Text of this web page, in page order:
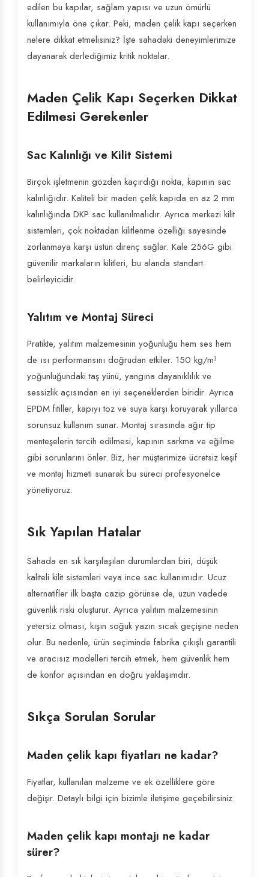
edilen bu kapılar, sağlam yapısı ve uzun ömürlü
kullanımıyla öne çıkar. Peki, maden çelik kapı seçerken
nelere dikkat etmelisiniz? İşte sahadaki deneyimlerimize
dayanarak derlediğimiz kritik noktalar.
Maden Çelik Kapı Seçerken Dikkat
Edilmesi Gerekenler
Sac Kalınlığı ve Kilit Sistemi
Birçok işletmenin gözden kaçırdığı nokta, kapının sac
kalınlığıdır. Kaliteli bir maden çelik kapıda en az 2 mm
kalınlığında DKP sac kullanılmalıdır. Ayrıca merkezi kilit
sistemleri, çok noktadan kilitlenme özelliği sayesinde
zorlanmaya karşı üstün direnç sağlar. Kale 256G gibi
güvenilir markaların kilitleri, bu alanda standart
belirleyicidir.
Yalıtım ve Montaj Süreci
Pratikte, yalıtım malzemesinin yoğunluğu hem ses hem
de ısı performansını doğrudan etkiler. 150 kg/m³
yoğunluğundaki taş yünü, yangına dayanıklılık ve
sessizlik açısından en iyi seçeneklerden biridir. Ayrıca
EPDM fitiller, kapıyı toz ve suya karşı koruyarak yıllarca
sorunsuz kullanım sunar. Montaj sırasında ağır tip
menteşelerin tercih edilmesi, kapının sarkma ve eğilme
gibi sorunlarını önler. Biz, her müşterimize ücretsiz keşif
ve montaj hizmeti sunarak bu süreci profesyonelce
yönetiyoruz.
Sık Yapılan Hatalar
Sahada en sık karşılaşılan durumlardan biri, düşük
kaliteli kilit sistemleri veya ince sac kullanımıdır. Ucuz
alternatifler ilk başta cazip görünse de, uzun vadede
güvenlik riski oluşturur. Ayrıca yalıtım malzemesinin
yetersiz olması, kışın soğuk yazın sıcak geçişine neden
olur. Bu nedenle, ürün seçiminde fabrika çıkışlı garantili
ve aracısız modelleri tercih etmek, hem güvenlik hem
de konfor açısından en doğru yaklaşımdır.
Sıkça Sorulan Sorular
Maden çelik kapı fiyatları ne kadar?
Fiyatlar, kullanılan malzeme ve ek özelliklere göre
değişir. Detaylı bilgi için bizimle iletişime geçebilirsiniz.
Maden çelik kapı montajı ne kadar
sürer?